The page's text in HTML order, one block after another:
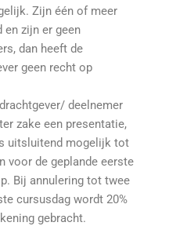
Zijn één of meer
en zijn er geen
dan heeft de
geen recht op
deelnemer
zake een presentatie,
uitsluitend mogelijk tot
voor de geplande eerste
Bij annulering tot twee
cursusdag wordt 20%
gebracht.